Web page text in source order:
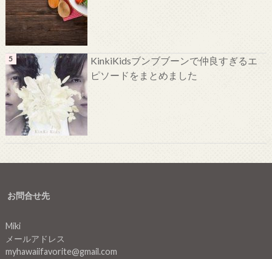
KinkiKidsブンブブーンで仲良すぎるエ
ピソードをまとめました
お問合せ先
Miki
メールアドレス
myhawaiifavorite@gmail.com